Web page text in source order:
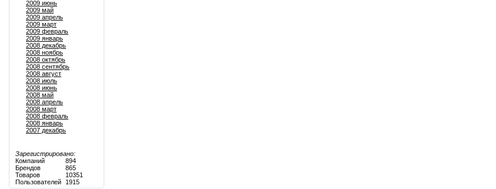
2009 июнь
2009 май
2009 апрель
2009 март
2009 февраль
2009 январь
2008 декабрь
2008 ноябрь
2008 октябрь
2008 сентябрь
2008 август
2008 июль
2008 июнь
2008 май
2008 апрель
2008 март
2008 февраль
2008 январь
2007 декабрь
Зарегистрировано:
Компаний
894
Брендов
865
Товаров
10351
Пользователей
1915